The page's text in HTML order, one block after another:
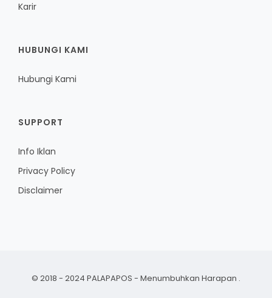
Karir
HUBUNGI KAMI
Hubungi Kami
SUPPORT
Info Iklan
Privacy Policy
Disclaimer
© 2018 - 2024 PALAPAPOS - Menumbuhkan Harapan .